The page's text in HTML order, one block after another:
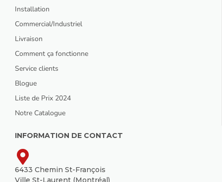
Installation
Commercial/Industriel
Livraison
Comment ça fonctionne
Service clients
Blogue
Liste de Prix 2024
Notre Catalogue
INFORMATION DE CONTACT
6433 Chemin St-François